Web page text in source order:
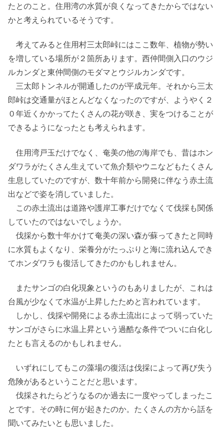
たとのこと。住用湾の水質が良くなってきたからではない
かと考えられているそうです。
考えてみると住用村三太郎峠にはここ数年、植物が勢い
を増している場所が２箇所あります。西仲間側入口のウジ
ルカンダと東仲間側のモダマとウジルカンダです。
三太郎トンネルが開通したのが平成元年。それから三太
郎峠は交通量がほとんどなくなったのですが、ようやく２
０年近くかかってたくさんの花が咲き、実をつけることが
できるようになったとも考えられます。
住用湾戸玉だけでなく、奄美の他の海岸でも、昔はホン
ダワラがたくさん生えていて魚介類やウニなどもたくさん
生息していたのですが、数十年前から開発に伴なう赤土流
出などで姿を消していました。
この赤土流出は道路や護岸工事だけでなくて伐採も関係
していたのではないでしょうか。
伐採から数十年かけて奄美の深い森が蘇ってきたと同時
に水質もよくなり、栄養分がたっぷりと海に流れ込んでき
てホンダワラも復活してきたのかもしれません。
またサンゴの白化現象というのもありましたが、これは
台風が少なくて水温が上昇したためと言われています。
しかし、伐採や開発による赤土流出によって弱っていた
サンゴがさらに水温上昇という過酷な条件でついに白化し
たとも言えるのかもしれません。
いずれにしてもこの藻場の復活は伐採によって再び失う
危険があるということだと思います。
伐採されたらどうなるのか過去に一度やってしまったこ
とです。その時に何が起きたのか。たくさんの方から話を
聞いてみたいとも思いました。